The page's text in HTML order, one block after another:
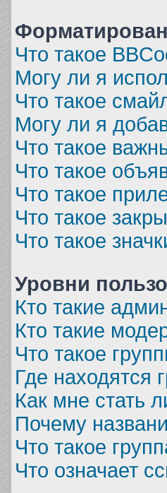
Что такое
Могу ли я
Что такое
Могу ли я
Что такое
Что такое
Что такое
Что такое
Что такое
Уровни
Кто такие
Кто такие
Что такое
Где находятся
Как мне стать
Почему
Что такое
Что означает